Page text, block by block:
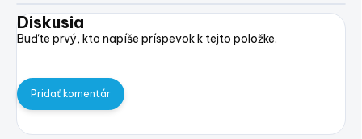
Diskusia
Buďte prvý, kto napíše príspevok k tejto položke.
Pridať komentár